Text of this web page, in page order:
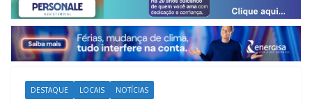
DESTAQUE LOCAIS NOTÍCIAS